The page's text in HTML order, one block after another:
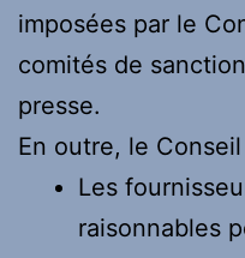
imposées par le
comités de
presse.
En outre, le
Les
raisonnables